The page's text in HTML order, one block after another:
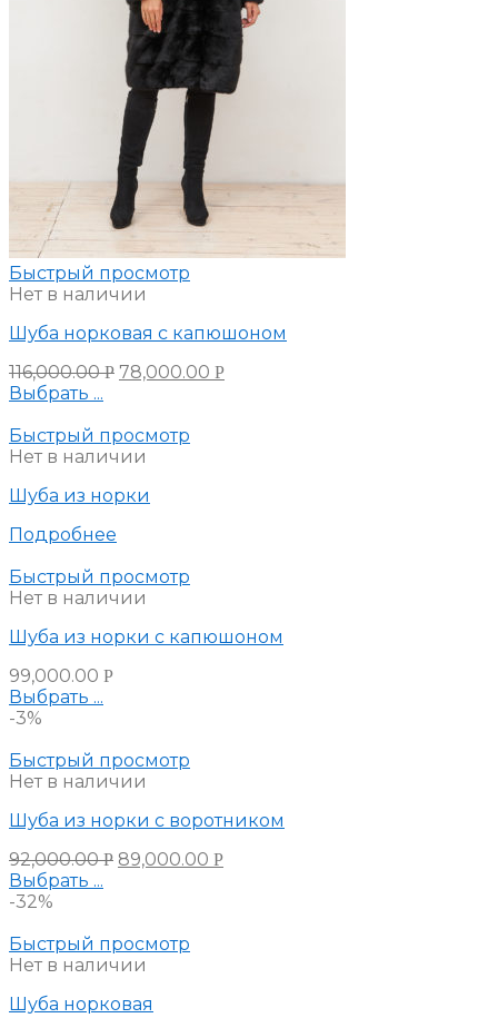
Быстрый просмотр
Нет в наличии
Шуба норковая с капюшоном
116,000.00Р 78,000.00 Р
Выбрать ...
Быстрый просмотр
Нет в наличии
Шуба из норки
Подробнее
Быстрый просмотр
Нет в наличии
Шуба из норки с капюшоном
99,000.00 Р
Выбрать ...
-3%
Быстрый просмотр
Нет в наличии
Шуба из норки с воротником
92,000.00Р 89,000.00 Р
Выбрать ...
-32%
Быстрый просмотр
Нет в наличии
Шуба норковая